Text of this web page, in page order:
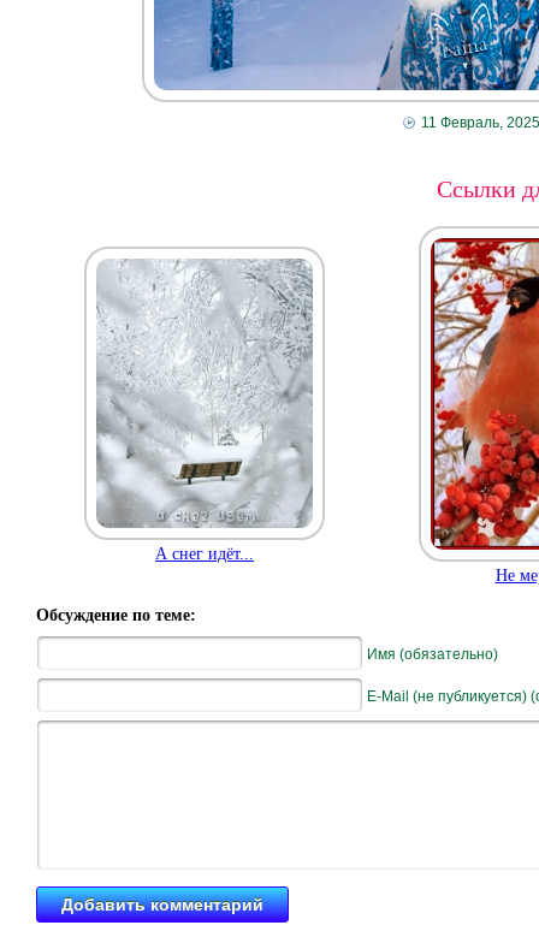
11 Февраль, 2025
Ссылки
А снег идёт...
Не
Обсуждение по теме:
Имя (обязательно)
E-Mail (не публикуется)